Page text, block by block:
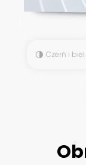
Czerń i biel